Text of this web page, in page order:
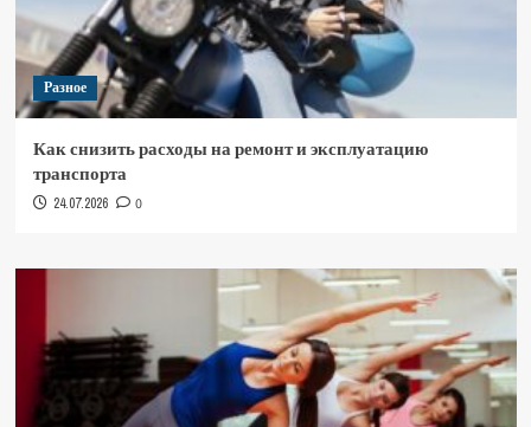
Разное
Как снизить расходы на ремонт и эксплуатацию
транспорта
24.07.2026 0